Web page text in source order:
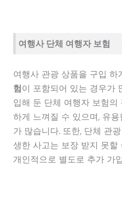
여행사 단체 여행자 보험
여행사 관광 상품을 구입 하
험이 포함되어 있는 경우가
입해 둔 단체 여행자 보험의
하게 느껴질 수 있으며, 유
가 많습니다. 또한, 단체 관
생한 사고는 보장 받지 못할
개인적으로 별도로 추가 가